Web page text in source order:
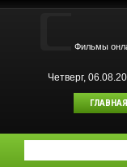
Фильмы
Четверг,
ГЛАВНАЯ